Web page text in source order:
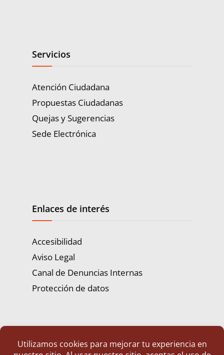
Servicios
Atención Ciudadana
Propuestas Ciudadanas
Quejas y Sugerencias
Sede Electrónica
Enlaces de interés
Accesibilidad
Aviso Legal
Canal de Denuncias Internas
Protección de datos